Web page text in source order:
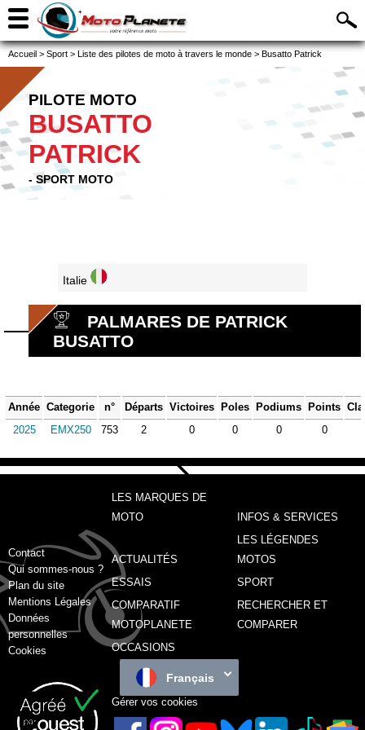
Accueil > Sport > Liste des pilotes de moto à travers le monde > Busatto Patrick
PILOTE MOTO
BUSATTO
PATRICK
- SPORT MOTO
Italie
PALMARES DE PATRICK
BUSATTO
Année Categorie n° Départs Victoires Poles Podiums Points
2025
EMX250 753 2 0 0 0 0
Contact
Qui sommes-nous ?
Plan du site
Mentions Légales
Données
personnelles
Cookies
LES MARQUES DE
MOTO
INFOS & SERVICES
ACTUALITÉS
LES LÉGENDES
MOTOS
ESSAIS
SPORT
COMPARATIF
MOTOPLANETE
RECHERCHER ET
COMPARER
OCCASIONS
Français
Gérer vos cookies